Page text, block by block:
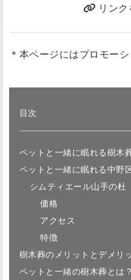
リン
＊本ページにはプロモー
目次
ペットと一緒に眠れる樹木
ペットと一緒に眠れる中野
シムティエール山手の杜
価格
アクセス
特徴
樹木葬のメリットとデメリ
ペットと一緒の樹木葬とは？